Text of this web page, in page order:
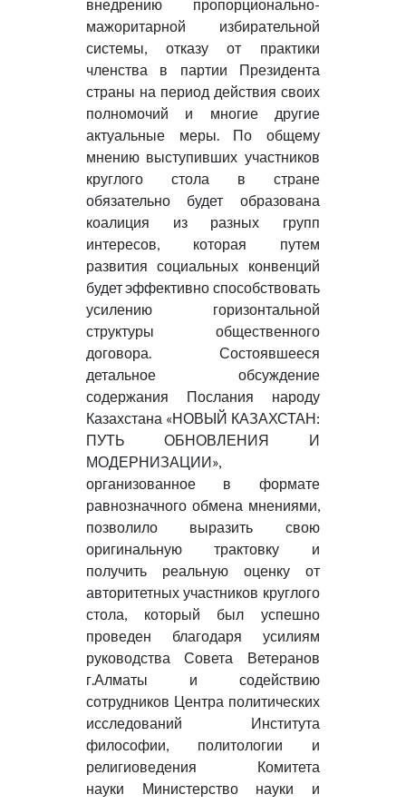
внедрению пропорционально-
мажоритарной избирательной
системы, отказу от практики
членства в партии Президента
страны на период действия своих
полномочий и многие другие
актуальные меры. По общему
мнению выступивших участников
круглого стола в стране
обязательно будет образована
коалиция из разных групп
интересов, которая путем
развития социальных конвенций
будет эффективно способствовать
усилению горизонтальной
структуры общественного
договора. Состоявшееся
детальное обсуждение
содержания Послания народу
Казахстана «НОВЫЙ КАЗАХСТАН:
ПУТЬ ОБНОВЛЕНИЯ И
МОДЕРНИЗАЦИИ»,
организованное в формате
равнозначного обмена мнениями,
позволило выразить свою
оригинальную трактовку и
получить реальную оценку от
авторитетных участников круглого
стола, который был успешно
проведен благодаря усилиям
руководства Совета Ветеранов
г.Алматы и содействию
сотрудников Центра политических
исследований Института
философии, политологии и
религиоведения Комитета
науки Министерство науки и